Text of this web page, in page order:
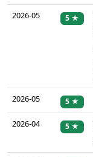
2026-05 5 ★
2026-05 5 ★
2026-04 5 ★